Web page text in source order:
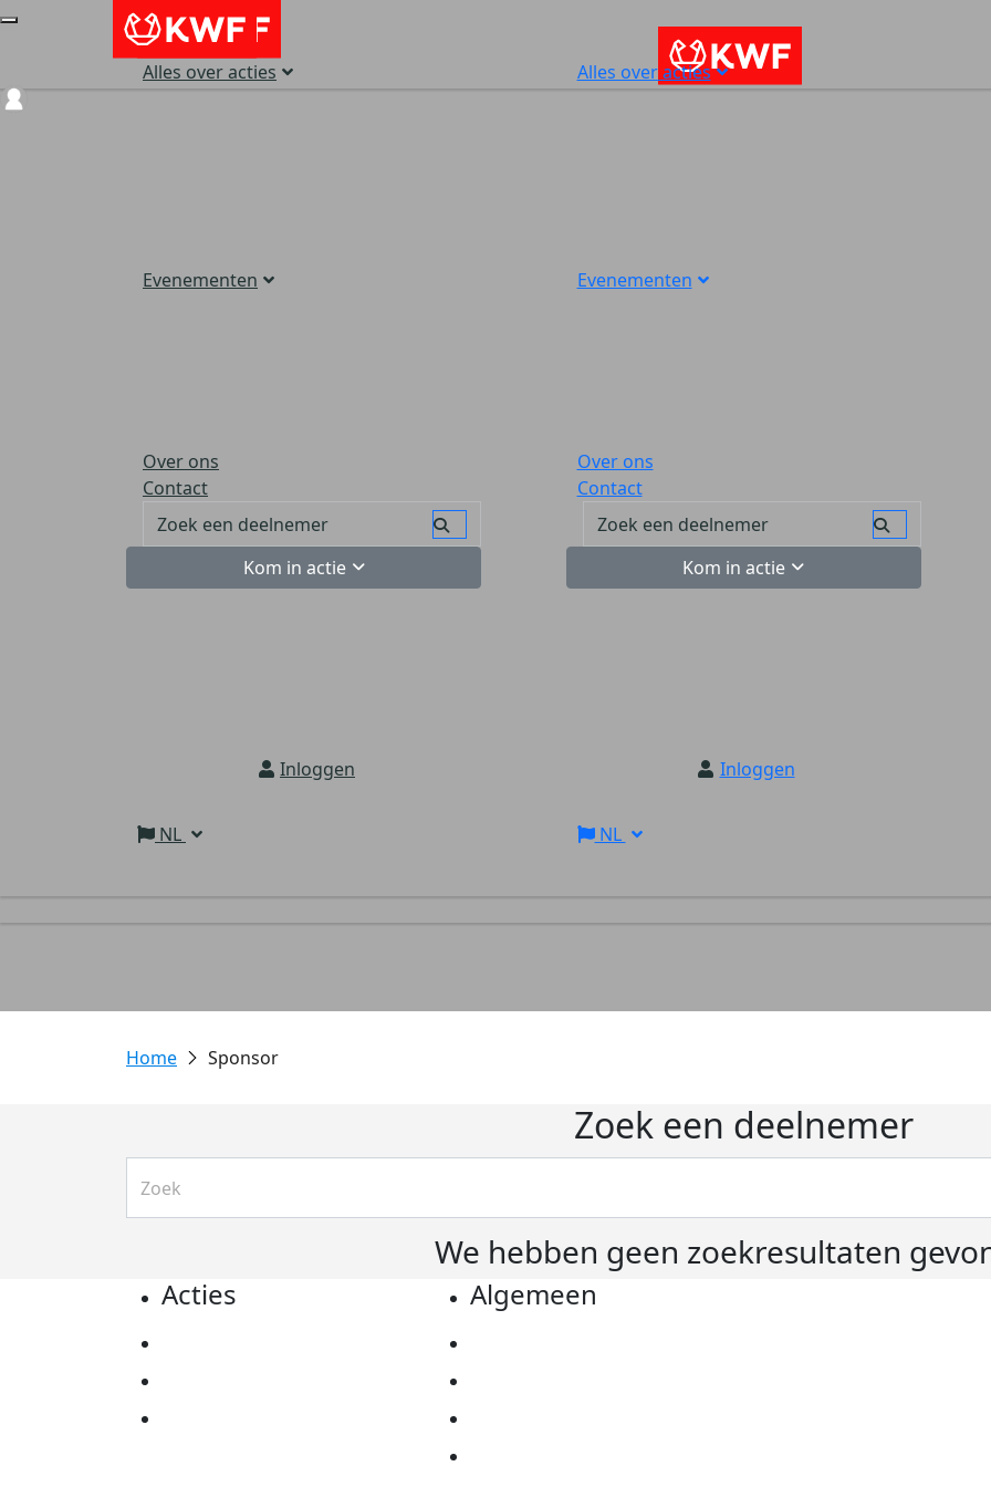
Alles over acties
Evenementen
Over ons
Contact
Kom in actie
Inloggen
NL
Alles over acties
Evenementen
Over ons
Contact
Kom in actie
Inloggen
NL
Sponsor
Zoek een deelnemer
We hebben geen zoekresultaten
Acties Algemeen